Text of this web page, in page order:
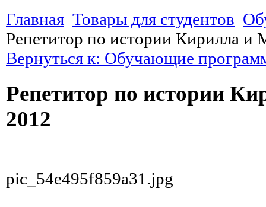
Главная Товары для студентов
Репетитор по истории Кирилла и
Вернуться к: Обучающие
Репетитор по истории
2012
pic_54e495f859a31.jpg